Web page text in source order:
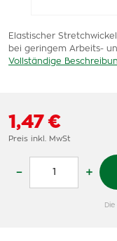
Elastischer
bei geringem Arbeits-
Vollständige
1,47 €
Preis inkl. MwSt
– +